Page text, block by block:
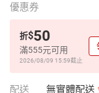
優惠券
折$50
滿555元可用
2026/08/09 15:59截止
配送 無實體配送